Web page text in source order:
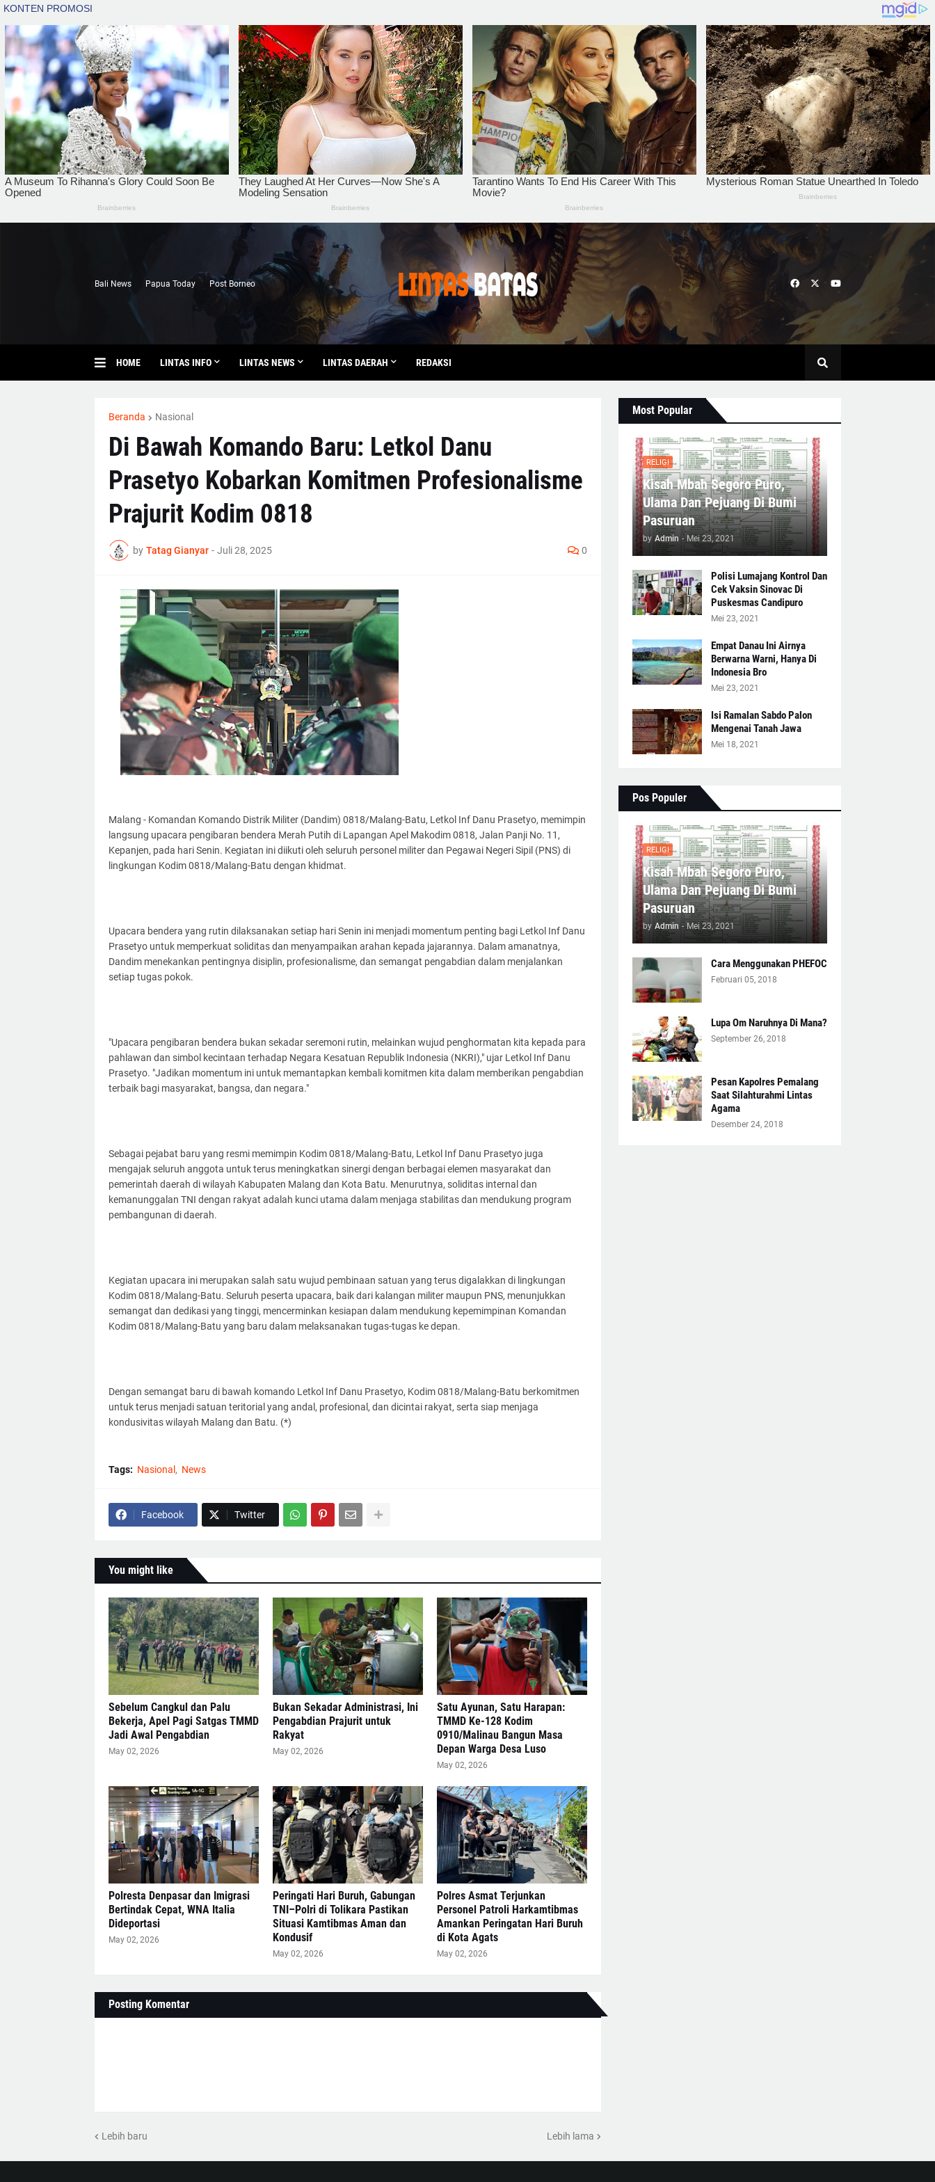
Bali News Papua Today Post Borneo
HOME LINTAS INFO LINTAS NEWS LINTAS DAERAH REDAKSI
Beranda Nasional
Di Bawah Komando Baru: Letkol Danu
Prasetyo Kobarkan Komitmen Profesionalisme
Prajurit Kodim 0818
by Tatag Gianyar - Juli 28, 2025 0
Malang - Komandan Komando Distrik Militer (Dandim) 0818/Malang-Batu, Letkol Inf Danu Prasetyo, memimpin
langsung upacara pengibaran bendera Merah Putih di Lapangan Apel Makodim 0818, Jalan Panji No. 11,
Kepanjen, pada hari Senin. Kegiatan ini diikuti oleh seluruh personel militer dan Pegawai Negeri Sipil (PNS) di
lingkungan Kodim 0818/Malang-Batu dengan khidmat.
Upacara bendera yang rutin dilaksanakan setiap hari Senin ini menjadi momentum penting bagi Letkol Inf Danu
Prasetyo untuk memperkuat soliditas dan menyampaikan arahan kepada jajarannya. Dalam amanatnya,
Dandim menekankan pentingnya disiplin, profesionalisme, dan semangat pengabdian dalam menjalankan
setiap tugas pokok.
"Upacara pengibaran bendera bukan sekadar seremoni rutin, melainkan wujud penghormatan kita kepada para
pahlawan dan simbol kecintaan terhadap Negara Kesatuan Republik Indonesia (NKRI)," ujar Letkol Inf Danu
Prasetyo. "Jadikan momentum ini untuk memantapkan kembali komitmen kita dalam memberikan pengabdian
terbaik bagi masyarakat, bangsa, dan negara."
Sebagai pejabat baru yang resmi memimpin Kodim 0818/Malang-Batu, Letkol Inf Danu Prasetyo juga
mengajak seluruh anggota untuk terus meningkatkan sinergi dengan berbagai elemen masyarakat dan
pemerintah daerah di wilayah Kabupaten Malang dan Kota Batu. Menurutnya, soliditas internal dan
kemanunggalan TNI dengan rakyat adalah kunci utama dalam menjaga stabilitas dan mendukung program
pembangunan di daerah.
Kegiatan upacara ini merupakan salah satu wujud pembinaan satuan yang terus digalakkan di lingkungan
Kodim 0818/Malang-Batu. Seluruh peserta upacara, baik dari kalangan militer maupun PNS, menunjukkan
semangat dan dedikasi yang tinggi, mencerminkan kesiapan dalam mendukung kepemimpinan Komandan
Kodim 0818/Malang-Batu yang baru dalam melaksanakan tugas-tugas ke depan.
Dengan semangat baru di bawah komando Letkol Inf Danu Prasetyo, Kodim 0818/Malang-Batu berkomitmen
untuk terus menjadi satuan teritorial yang andal, profesional, dan dicintai rakyat, serta siap menjaga
kondusivitas wilayah Malang dan Batu. (*)
Tags: Nasional News
Facebook Twitter
You might like
Sebelum Cangkul dan Palu
Bekerja, Apel Pagi Satgas TMMD
Jadi Awal Pengabdian
May 02, 2026
Bukan Sekadar Administrasi, Ini
Pengabdian Prajurit untuk
Rakyat
May 02, 2026
Satu Ayunan, Satu Harapan:
TMMD Ke-128 Kodim
0910/Malinau Bangun Masa
Depan Warga Desa Luso
May 02, 2026
Polresta Denpasar dan Imigrasi
Bertindak Cepat, WNA Italia
Dideportasi
May 02, 2026
Peringati Hari Buruh, Gabungan
TNI–Polri di Tolikara Pastikan
Situasi Kamtibmas Aman dan
Kondusif
May 02, 2026
Polres Asmat Terjunkan
Personel Patroli Harkamtibmas
Amankan Peringatan Hari Buruh
di Kota Agats
May 02, 2026
Posting Komentar
Lebih baru Lebih lama
Most Popular
RELIGI
Kisah Mbah Segoro Puro,
Ulama Dan Pejuang Di Bumi
Pasuruan
by Admin - Mei 23, 2021
Polisi Lumajang Kontrol Dan
Cek Vaksin Sinovac Di
Puskesmas Candipuro
Mei 23, 2021
Empat Danau Ini Airnya
Berwarna Warni, Hanya Di
Indonesia Bro
Mei 23, 2021
Isi Ramalan Sabdo Palon
Mengenai Tanah Jawa
Mei 18, 2021
Pos Populer
RELIGI
Kisah Mbah Segoro Puro,
Ulama Dan Pejuang Di Bumi
Pasuruan
by Admin - Mei 23, 2021
Cara Menggunakan PHEFOC
Februari 05, 2018
Lupa Om Naruhnya Di Mana?
September 26, 2018
Pesan Kapolres Pemalang
Saat Silahturahmi Lintas
Agama
Desember 24, 2018